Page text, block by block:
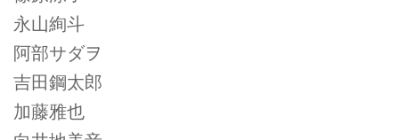
永山絢斗
阿部サダヲ
吉田鋼太郎
加藤雅也